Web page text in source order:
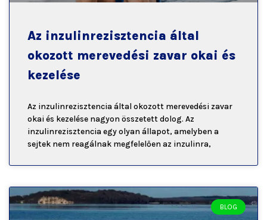
Az inzulinrezisztencia által
okozott merevedési zavar okai és
kezelése
Az inzulinrezisztencia által okozott merevedési zavar
okai és kezelése nagyon összetett dolog. Az
inzulinrezisztencia egy olyan állapot, amelyben a
sejtek nem reagálnak megfelelően az inzulinra,
BLOG